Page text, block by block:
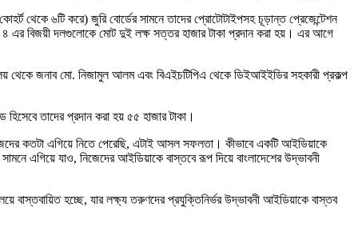
থেকে ৬টি করে) জুরি বোর্ডের সামনে তাদের প্রোটোটাইপসহ চূড়ান্ত প্রেজেন্টেশন
৪ এর বিজয়ী দলগুলোকে মোট দুই লক্ষ সত্তর হাজার টাকা প্রদান করা হয়। এর আগে
থেকে জনাব মো. নিজামুল আলম এবং বিএইচটিপিএ থেকে ডিইআইইডির সহকারী প্রকল্প
তাদের প্রদান করা হয় ৫৫ হাজার টাকা।
কতটা এগিয়ে নিতে পেরেছি, এটাই আসল সফলতা। কীভাবে একটি আইডিয়াকে
এগিয়ে যাও, নিজেদের আইডিয়াকে বাস্তবে রূপ দিয়ে বাংলাদেশের উদ্ভাবনী
বাস্তবায়িত হচ্ছে, যার লক্ষ্য তরুণদের প্রযুক্তিনির্ভর উদ্ভাবনী আইডিয়াকে বাস্তব